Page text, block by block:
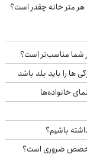
شما مناسب‌تر است؟
ها را باید بلد باشد
باشیم؟
متخصص ضروری است؟